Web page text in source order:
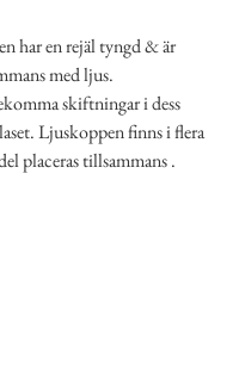
har en rejäl tyngd & är
med ljus.
skiftningar i dess
Ljuskoppen finns i flera
placeras tillsammans .